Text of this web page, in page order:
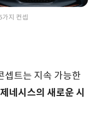
가지 컨셉
셉트는 지속 가능한
제네시스의 새로운 시